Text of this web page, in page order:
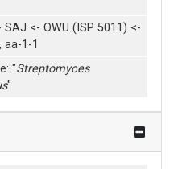
SAJ <- OWU (ISP 5011) <-
aa-1-1
"Streptomyces
"